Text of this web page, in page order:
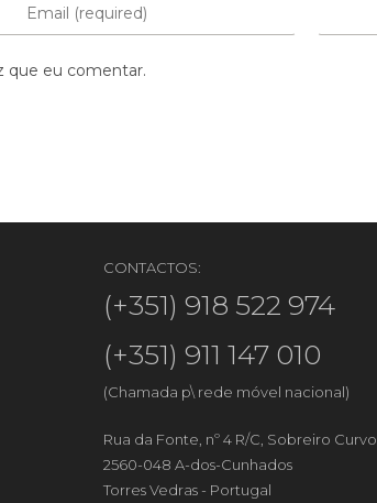
que eu comentar.
CONTACTOS:
(+351) 918 522 974
(+351) 911 147 010
(Chamada p\ rede móvel nacional)
Rua da Fonte, nº 4 R/C, Sobreiro Curvo
2560-048 A-dos-Cunhados
Torres Vedras - Portugal